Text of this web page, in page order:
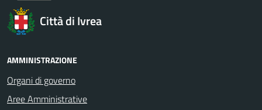
Città di Ivrea
AMMINISTRAZIONE
Organi di governo
Aree Amministrative